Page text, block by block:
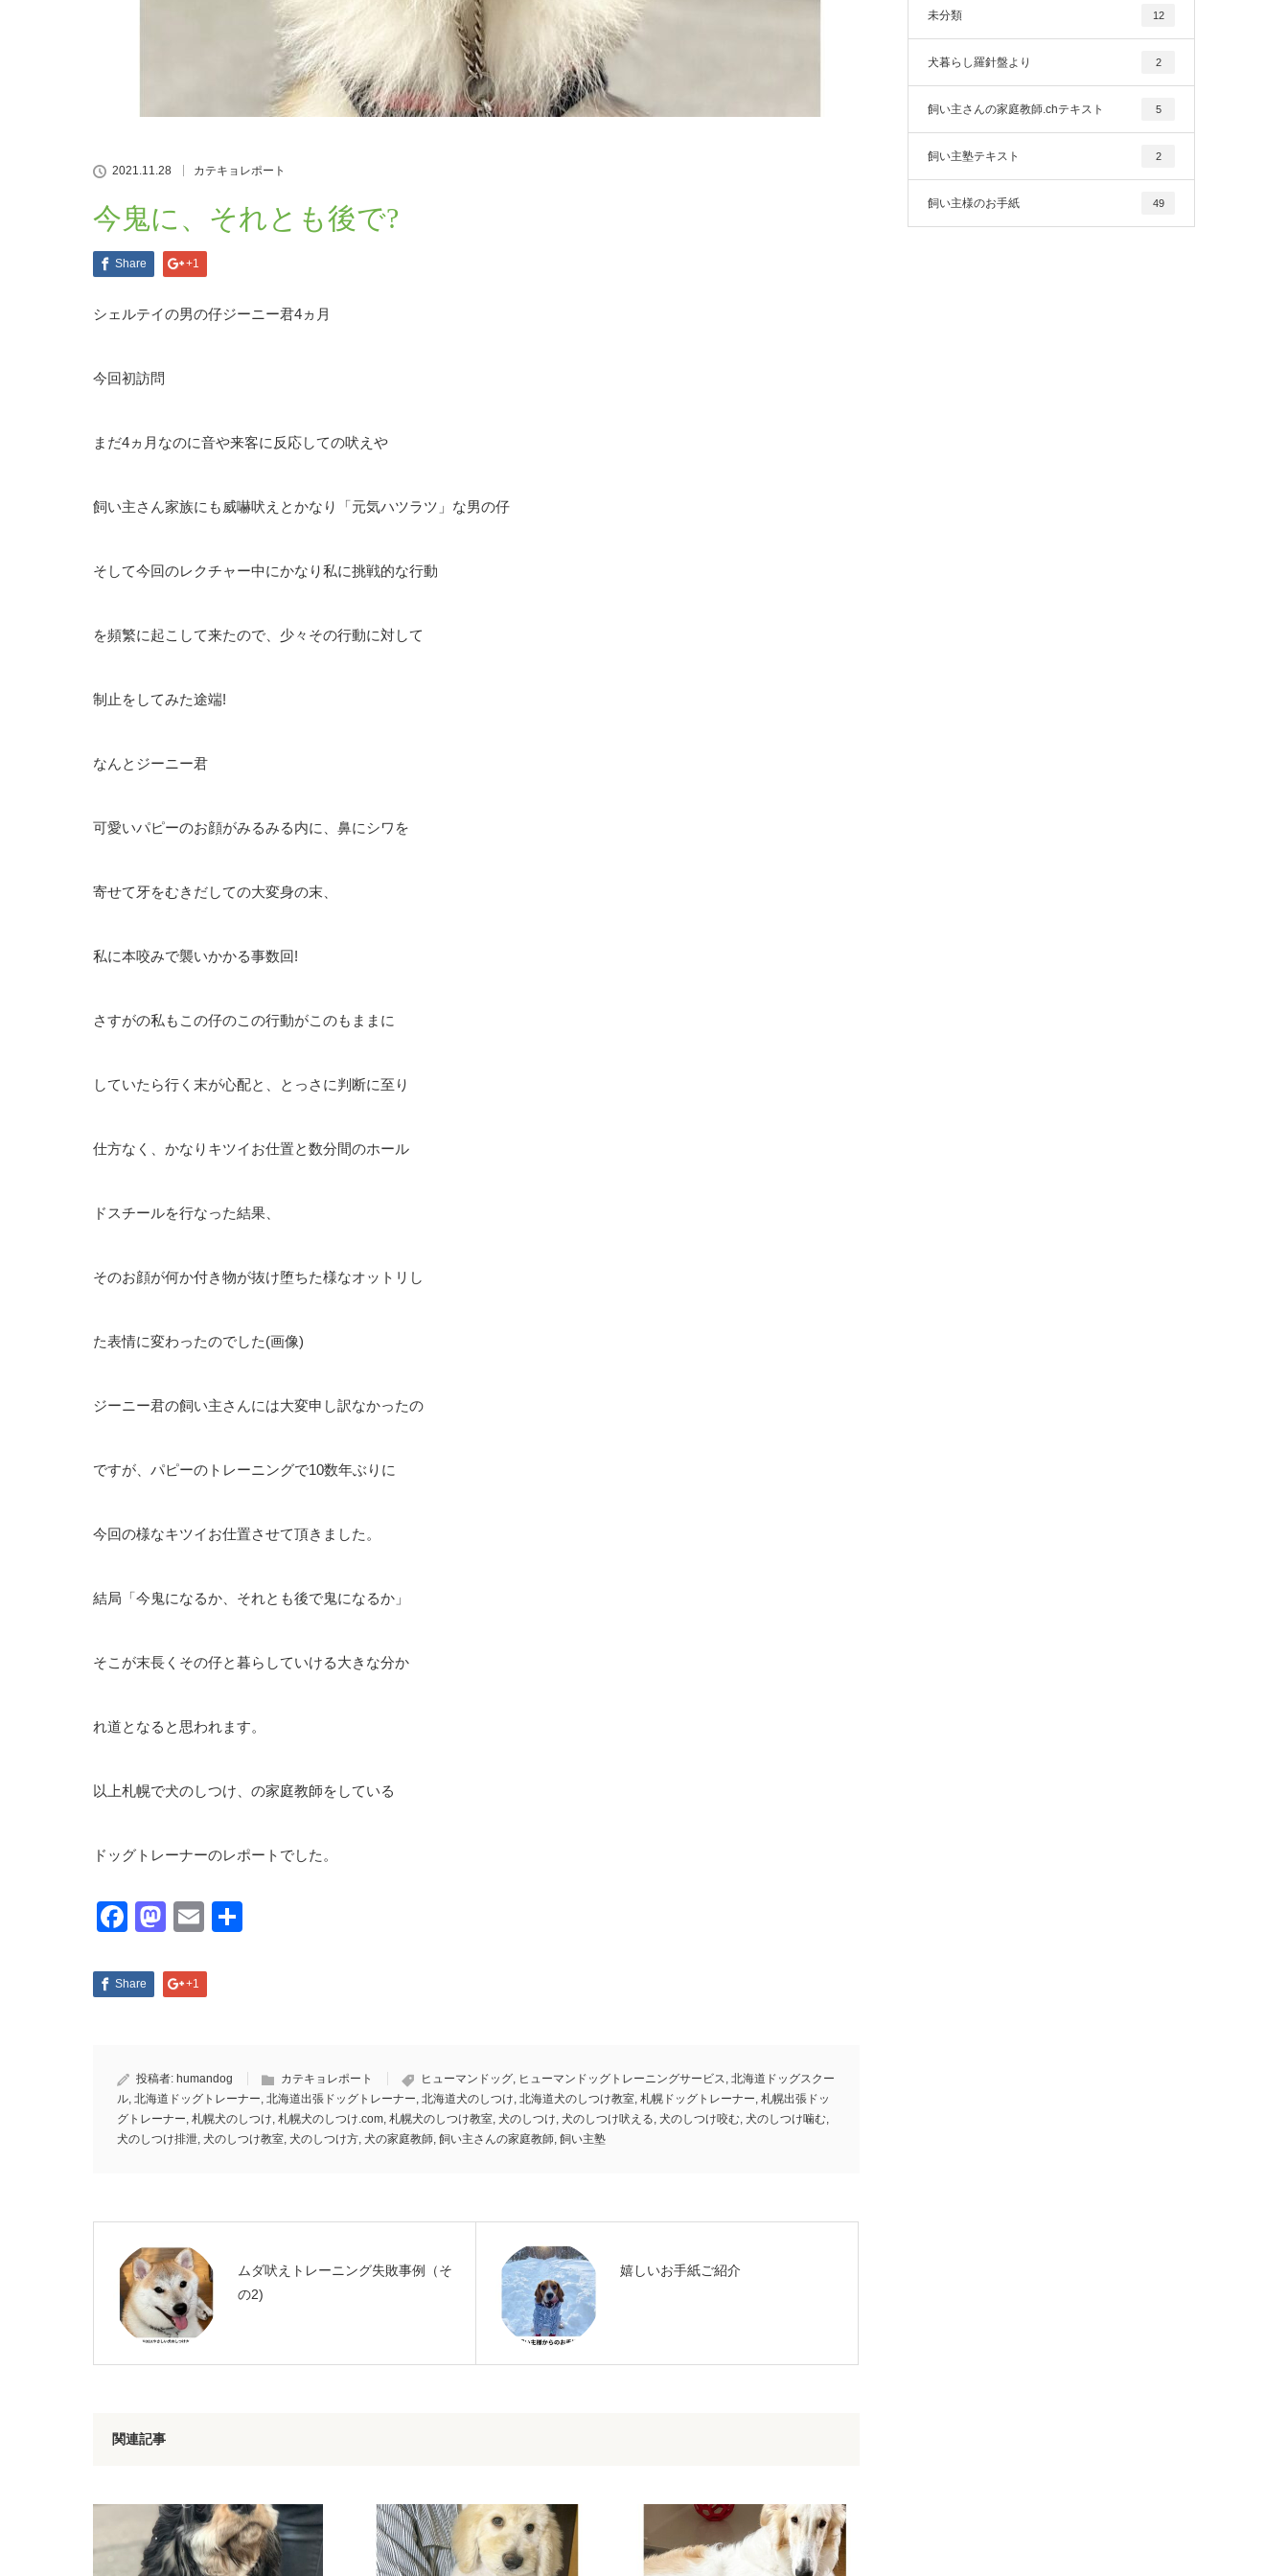
2021.11.28 カテキョレポート
今鬼に、それとも後で?
Share +1
シェルテイの男の仔ジーニー君4ヵ月
今回初訪問
まだ4ヵ月なのに音や来客に反応しての吠えや
飼い主さん家族にも威嚇吠えとかなり「元気ハツラツ」な男の仔
そして今回のレクチャー中にかなり私に挑戦的な行動
を頻繁に起こして来たので、少々その行動に対して
制止をしてみた途端!
なんとジーニー君
可愛いパピーのお顔がみるみる内に、鼻にシワを
寄せて牙をむきだしての大変身の末、
私に本咬みで襲いかかる事数回!
さすがの私もこの仔のこの行動がこのもままに
していたら行く末が心配と、とっさに判断に至り
仕方なく、かなりキツイお仕置と数分間のホール
ドスチールを行なった結果、
そのお顔が何か付き物が抜け堕ちた様なオットリし
た表情に変わったのでした(画像)
ジーニー君の飼い主さんには大変申し訳なかったの
ですが、パピーのトレーニングで10数年ぶりに
今回の様なキツイお仕置させて頂きました。
結局「今鬼になるか、それとも後で鬼になるか」
そこが末長くその仔と暮らしていける大きな分か
れ道となると思われます。
以上札幌で犬のしつけ、の家庭教師をしている
ドッグトレーナーのレポートでした。
Facebook
Mastodon
Email
Share +1
投稿者: humandog カテキョレポート ヒューマンドッグ, ヒューマンドッグトレーニングサービス, 北海道ドッグスクー
ル, 北海道ドッグトレーナー, 北海道出張ドッグトレーナー, 北海道犬のしつけ, 北海道犬のしつけ教室, 札幌ドッグトレーナー, 札幌出張ドッ
グトレーナー, 札幌犬のしつけ, 札幌犬のしつけ.com, 札幌犬のしつけ教室, 犬のしつけ, 犬のしつけ吠える, 犬のしつけ咬む, 犬のしつけ噛む,
犬のしつけ排泄, 犬のしつけ教室, 犬のしつけ方, 犬の家庭教師, 飼い主さんの家庭教師, 飼い主塾
ムダ吠えトレーニング失敗事例（そ
の2)
嬉しいお手紙ご紹介
関連記事
未分類 12
犬暮らし羅針盤より 2
飼い主さんの家庭教師.chテキスト 5
飼い主塾テキスト 2
飼い主様のお手紙 49